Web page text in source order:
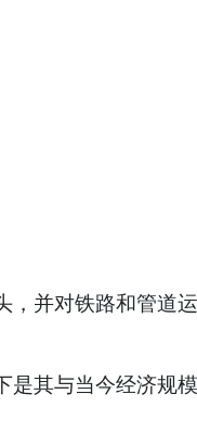
并对铁路和管道
其与当今经济规